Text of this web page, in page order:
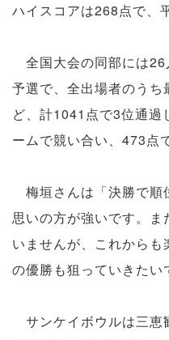
ハイスコアは268点で、
全国大会の同部には26
予選で、全出場者のう
ど、計1041点で3位通
ームで競い合い、473点
梅垣さんは「決勝で順
思いの方が強いです。ま
いませんが、これから
の優勝も狙っていきたい
サンケイボウルは三恵